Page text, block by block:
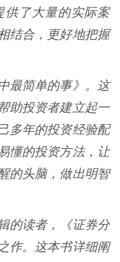
供了大量的实际案
结合，更好地把握
最简单的事》。这
助投资者建立起一
多年的投资经验配
懂的投资方法，让
的头脑，做出明智
的读者，《证券分
作。这本书详细阐